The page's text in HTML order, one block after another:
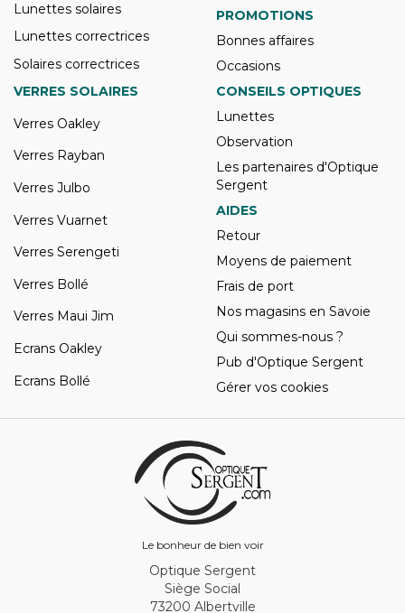
Le bonheur de bien voir
Lunettes solaires
Lunettes correctrices
Solaires correctrices
PROMOTIONS
Bonnes affaires
Occasions
VERRES SOLAIRES
Verres Oakley
Verres Rayban
Verres Julbo
Verres Vuarnet
Verres Serengeti
Verres Bollé
Verres Maui Jim
Ecrans Oakley
Ecrans Bollé
CONSEILS OPTIQUES
Lunettes
Observation
Les partenaires d'Optique
Sergent
AIDES
Retour
Moyens de paiement
Frais de port
Nos magasins en Savoie
Qui sommes-nous ?
Pub d'Optique Sergent
Gérer vos cookies
Optique Sergent
Siège Social
73200 Albertville